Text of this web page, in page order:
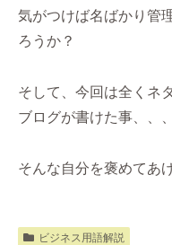
気がつけば名ばかり管
ろうか？
そして、今回は全くネ
ブログが書けた事、、、
そんな自分を褒めてあ
ビジネス用語解説